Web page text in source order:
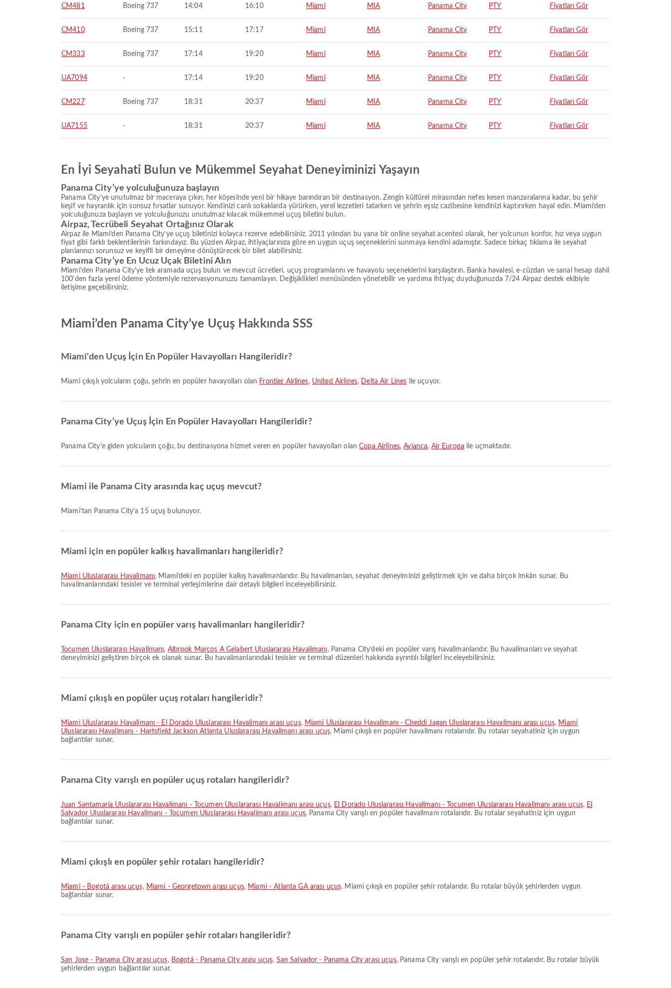
CM481 Boeing 737 14:04 16:10 Miami MIA Panama City PTY Fiyatları Gör
CM410 Boeing 737 15:11 17:17 Miami MIA Panama City PTY Fiyatları Gör
CM333 Boeing 737 17:14 19:20 Miami MIA Panama City PTY Fiyatları Gör
UA7094 - 17:14 19:20 Miami MIA Panama City PTY Fiyatları Gör
CM227 Boeing 737 18:31 20:37 Miami MIA Panama City PTY Fiyatları Gör
UA7155 - 18:31 20:37 Miami MIA Panama City PTY Fiyatları Gör
En İyi Seyahati Bulun ve Mükemmel Seyahat Deneyiminizi Yaşayın
Panama City’ye yolculuğunuza başlayın
Panama City’ye unutulmaz bir maceraya çıkın, her köşesinde yeni bir hikaye barındıran bir destinasyon. Zengin kültürel mirasından nefes kesen manzaralarına kadar, bu şehir
keşif ve hayranlık için sonsuz fırsatlar sunuyor. Kendinizi canlı sokaklarda yürürken, yerel lezzetleri tatarken ve şehrin eşsiz cazibesine kendinizi kaptırırken hayal edin. Miami’den
yolculuğunuza başlayın ve yolculuğunuzu unutulmaz kılacak mükemmel uçuş biletini bulun.
Airpaz, Tecrübeli Seyahat Ortağınız Olarak
Airpaz ile Miami’den Panama City’ye uçuş biletinizi kolayca rezerve edebilirsiniz. 2011 yılından bu yana bir online seyahat acentesi olarak, her yolcunun konfor, hız veya uygun
fiyat gibi farklı beklentilerinin farkındayız. Bu yüzden Airpaz, ihtiyaçlarınıza göre en uygun uçuş seçeneklerini sunmaya kendini adamıştır. Sadece birkaç tıklama ile seyahat
planlarınızı sorunsuz ve keyifli bir deneyime dönüştürecek bir bilet alabilirsiniz.
Panama City’ye En Ucuz Uçak Biletini Alın
Miami'den Panama City'ye tek aramada uçuş bulun ve mevcut ücretleri, uçuş programlarını ve havayolu seçeneklerini karşılaştırın. Banka havalesi, e-cüzdan ve sanal hesap dahil
100'den fazla yerel ödeme yöntemiyle rezervasyonunuzu tamamlayın. Değişiklikleri menüsünden yönetebilir ve yardıma ihtiyaç duyduğunuzda 7/24 Airpaz destek ekibiyle
iletişime geçebilirsiniz.
Miami’den Panama City’ye Uçuş Hakkında SSS
Miami'den Uçuş İçin En Popüler Havayolları Hangileridir?
Miami çıkışlı yolcuların çoğu, şehrin en popüler havayolları olan Frontier Airlines, United Airlines, Delta Air Lines ile uçuyor.
Panama City’ye Uçuş İçin En Popüler Havayolları Hangileridir?
Panama City'e giden yolcuların çoğu, bu destinasyona hizmet veren en popüler havayolları olanCopa Airlines,Avianca, Air Europa ile uçmaktadır.
Miami ile Panama City arasında kaç uçuş mevcut?
Miami’tan Panama City’a 15 uçuş bulunuyor.
Miami için en popüler kalkış havalimanları hangileridir?
Miami Uluslararası Havalimanı, Miami’deki en popüler kalkış havalimanlarıdır. Bu havalimanları, seyahat deneyiminizi geliştirmek için ve daha birçok imkân sunar. Bu
havalimanlarındaki tesisler ve terminal yerleşimlerine dair detaylı bilgileri inceleyebilirsiniz.
Panama City için en popüler varış havalimanları hangileridir?
Tocumen Uluslararası Havalimanı, Albrook Marcos A Gelabert Uluslararası Havalimanı, Panama City’deki en popüler varış havalimanlarıdır. Bu havalimanları ve seyahat
deneyiminizi geliştiren birçok ek olanak sunar. Bu havalimanlarındaki tesisler ve terminal düzenleri hakkında ayrıntılı bilgileri inceleyebilirsiniz.
Miami çıkışlı en popüler uçuş rotaları hangileridir?
Miami Uluslararası Havalimanı - El Dorado Uluslararası Havalimanı arası uçuş, Miami Uluslararası Havalimanı - Cheddi Jagan Uluslararası Havalimanı arası uçuş, Miami
Uluslararası Havalimanı - Hartsfield Jackson Atlanta Uluslararası Havalimanı arası uçuş, Miami çıkışlı en popüler havalimanı rotalarıdır. Bu rotalar seyahatiniz için uygun
bağlantılar sunar.
Panama City varışlı en popüler uçuş rotaları hangileridir?
Juan Santamaría Uluslararası Havalimanı - Tocumen Uluslararası Havalimanı arası uçuş, El Dorado Uluslararası Havalimanı - Tocumen Uluslararası Havalimanı arası uçuş, El
Salvador Uluslararası Havalimanı - Tocumen Uluslararası Havalimanı arası uçuş, Panama City varışlı en popüler havalimanı rotalarıdır. Bu rotalar seyahatiniz için uygun
bağlantılar sunar.
Miami çıkışlı en popüler şehir rotaları hangileridir?
Miami - Bogotá arası uçuş, Miami - Georgetown arası uçuş, Miami - Atlanta GA arası uçuş, Miami çıkışlı en popüler şehir rotalarıdır. Bu rotalar büyük şehirlerden uygun
bağlantılar sunar.
Panama City varışlı en popüler şehir rotaları hangileridir?
San Jose - Panama City arası uçuş, Bogotá - Panama City arası uçuş, San Salvador - Panama City arası uçuş, Panama City varışlı en popüler şehir rotalarıdır. Bu rotalar büyük
şehirlerden uygun bağlantılar sunar.